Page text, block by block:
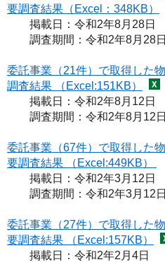
要調査結果（Excel：348KB）
掲載日：令和2年8月28日
調査期間：令和2年8月28日
委託事業（21件）で取得した
調査結果 （Excel:151KB）
掲載日：令和2年8月12日
調査期間：令和2年8月12日
委託事業（67件）で取得した
要調査結果 （Excel:449KB）
掲載日：令和2年3月12日
調査期間：令和2年3月12日
委託事業（27件）で取得した
要調査結果 （Excel:157KB）
掲載日：令和2年2月4日